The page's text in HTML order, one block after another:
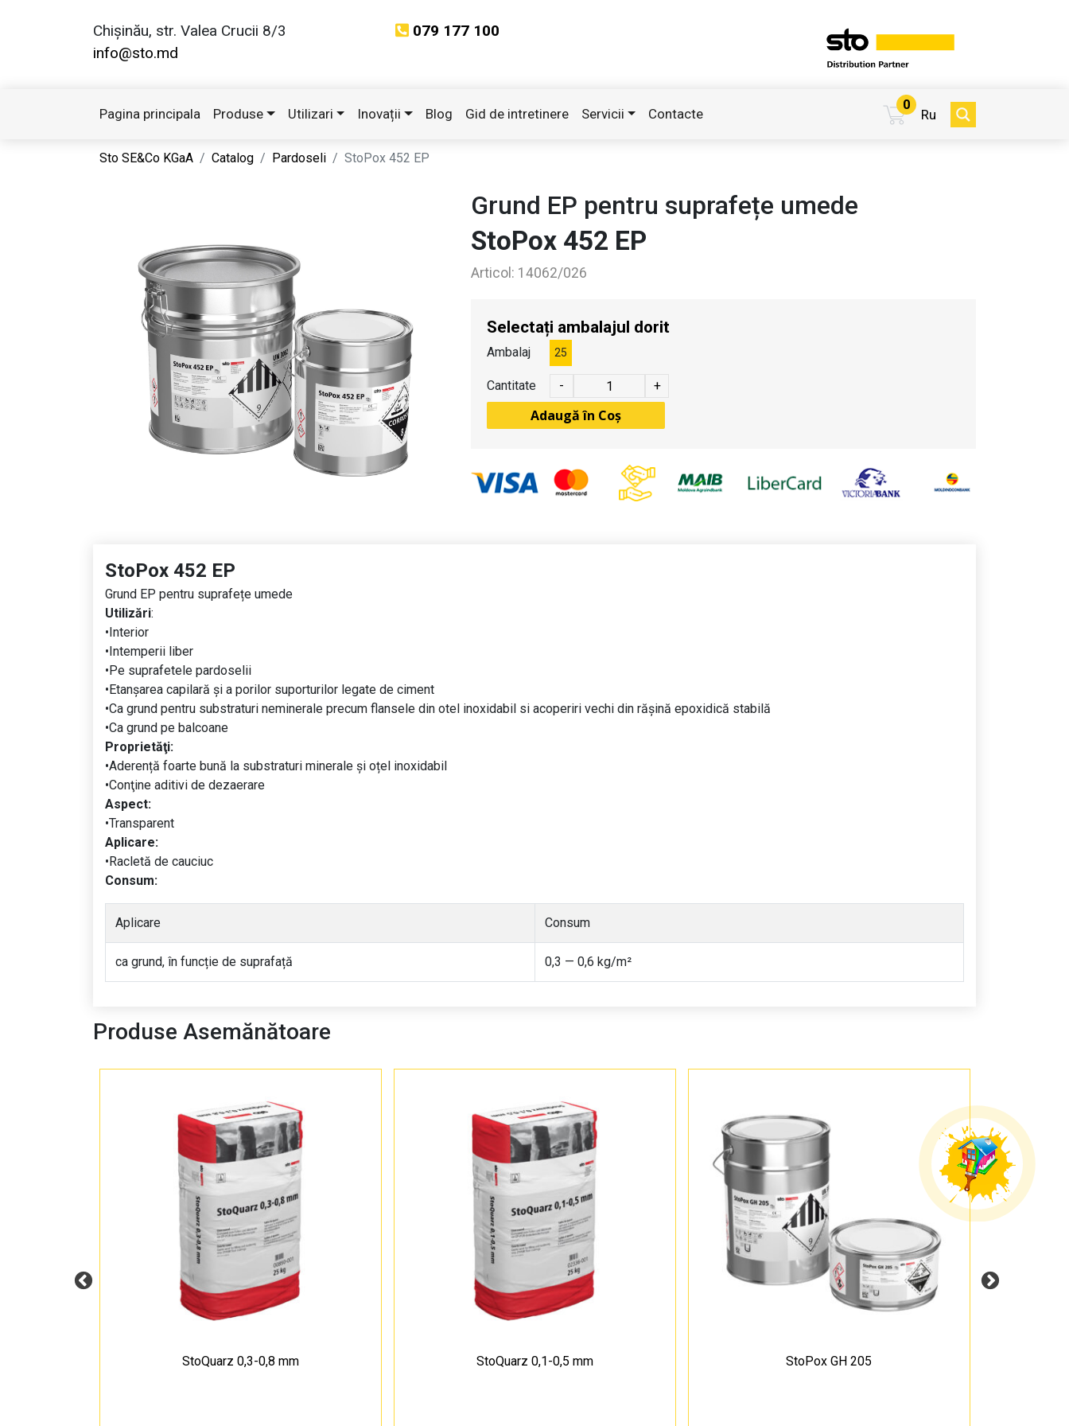
Chișinău, str. Valea Crucii 8/3
info@sto.md
079 177 100
Pagina principala Produse Utilizari Inovații Blog Gid de intretinere Servicii Contacte
0
Ru
Sto SE&Co KGaA Catalog Pardoseli StoPox 452 EP
Grund EP pentru suprafețe umede
StoPox 452 EP
Articol: 14062/026
Selectați ambalajul dorit
Ambalaj 25
Cantitate - +
Adaugă în Coș
StoPox 452 EP
Grund EP pentru suprafețe umede
Utilizări:
•Interior
•Intemperii liber
•Pe suprafetele pardoselii
•Etanșarea capilară și a porilor suporturilor legate de ciment
•Ca grund pentru substraturi neminerale precum flansele din otel inoxidabil si acoperiri vechi din rășină epoxidică stabilă
•Ca grund pe balcoane
Proprietăţi:
•Aderență foarte bună la substraturi minerale și oțel inoxidabil
•Conţine aditivi de dezaerare
Aspect:
•Transparent
Aplicare:
•Racletă de cauciuc
Consum:
Aplicare Consum
ca grund, în funcție de suprafață 0,3 — 0,6 kg/m²
Produse Asemănătoare
StoQuarz 0,3-0,8 mm StoQuarz 0,1-0,5 mm StoPox GH 205